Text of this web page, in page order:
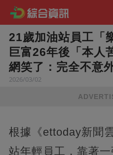
21歲加油站員工「
巨富26年後「本人
網笑了：完全不意
2026/03/02
根據《ettoday新聞
站年輕員工，靠著一